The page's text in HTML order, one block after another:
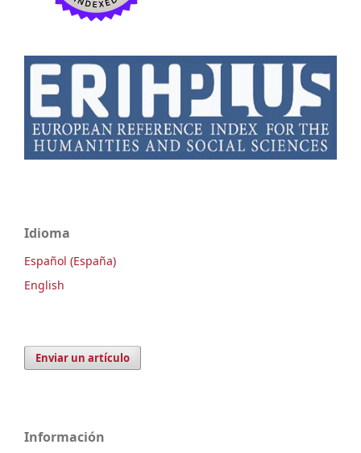
Idioma
Español (España)
English
Enviar un artículo
Información